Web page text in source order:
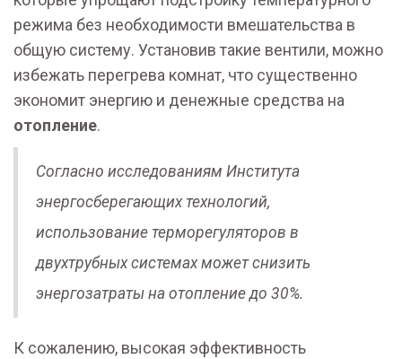
режима без необходимости вмешательства в
общую систему. Установив такие вентили, можно
избежать перегрева комнат, что существенно
экономит энергию и денежные средства на
отопление.
Согласно исследованиям Института
энергосберегающих технологий,
использование терморегуляторов в
двухтрубных системах может снизить
энергозатраты на отопление до 30%.
К сожалению, высокая эффективность